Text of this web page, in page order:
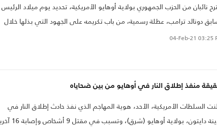
نائبان من الحزب الجمهوري بولاية أوهايو الأمريكية، تحديد يوم ميلاد الرئيس
دونالد ترامب، عطلة رسمية، من باب تكريمه على الجهود التي بذلها خلال
الرئاسية..
04-Feb-21 03:25
منفذ إطلاق النار في أوهايو من بين ضحاياه
السلطات الأمريكية، الأحد، هوية المهاجم الذي نفذ حادث إطلاق النار في
مدينة دايتون، بولاية أوهايو (شرق)،